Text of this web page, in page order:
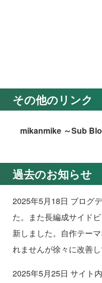
その他のリンク
mikanmike ～Sub
過去のお知らせ
2025年5月18日 ブログ
た。また長編成サイド
新しました。自作テー
れませんが徐々に改善
2025年5月25日 サイト